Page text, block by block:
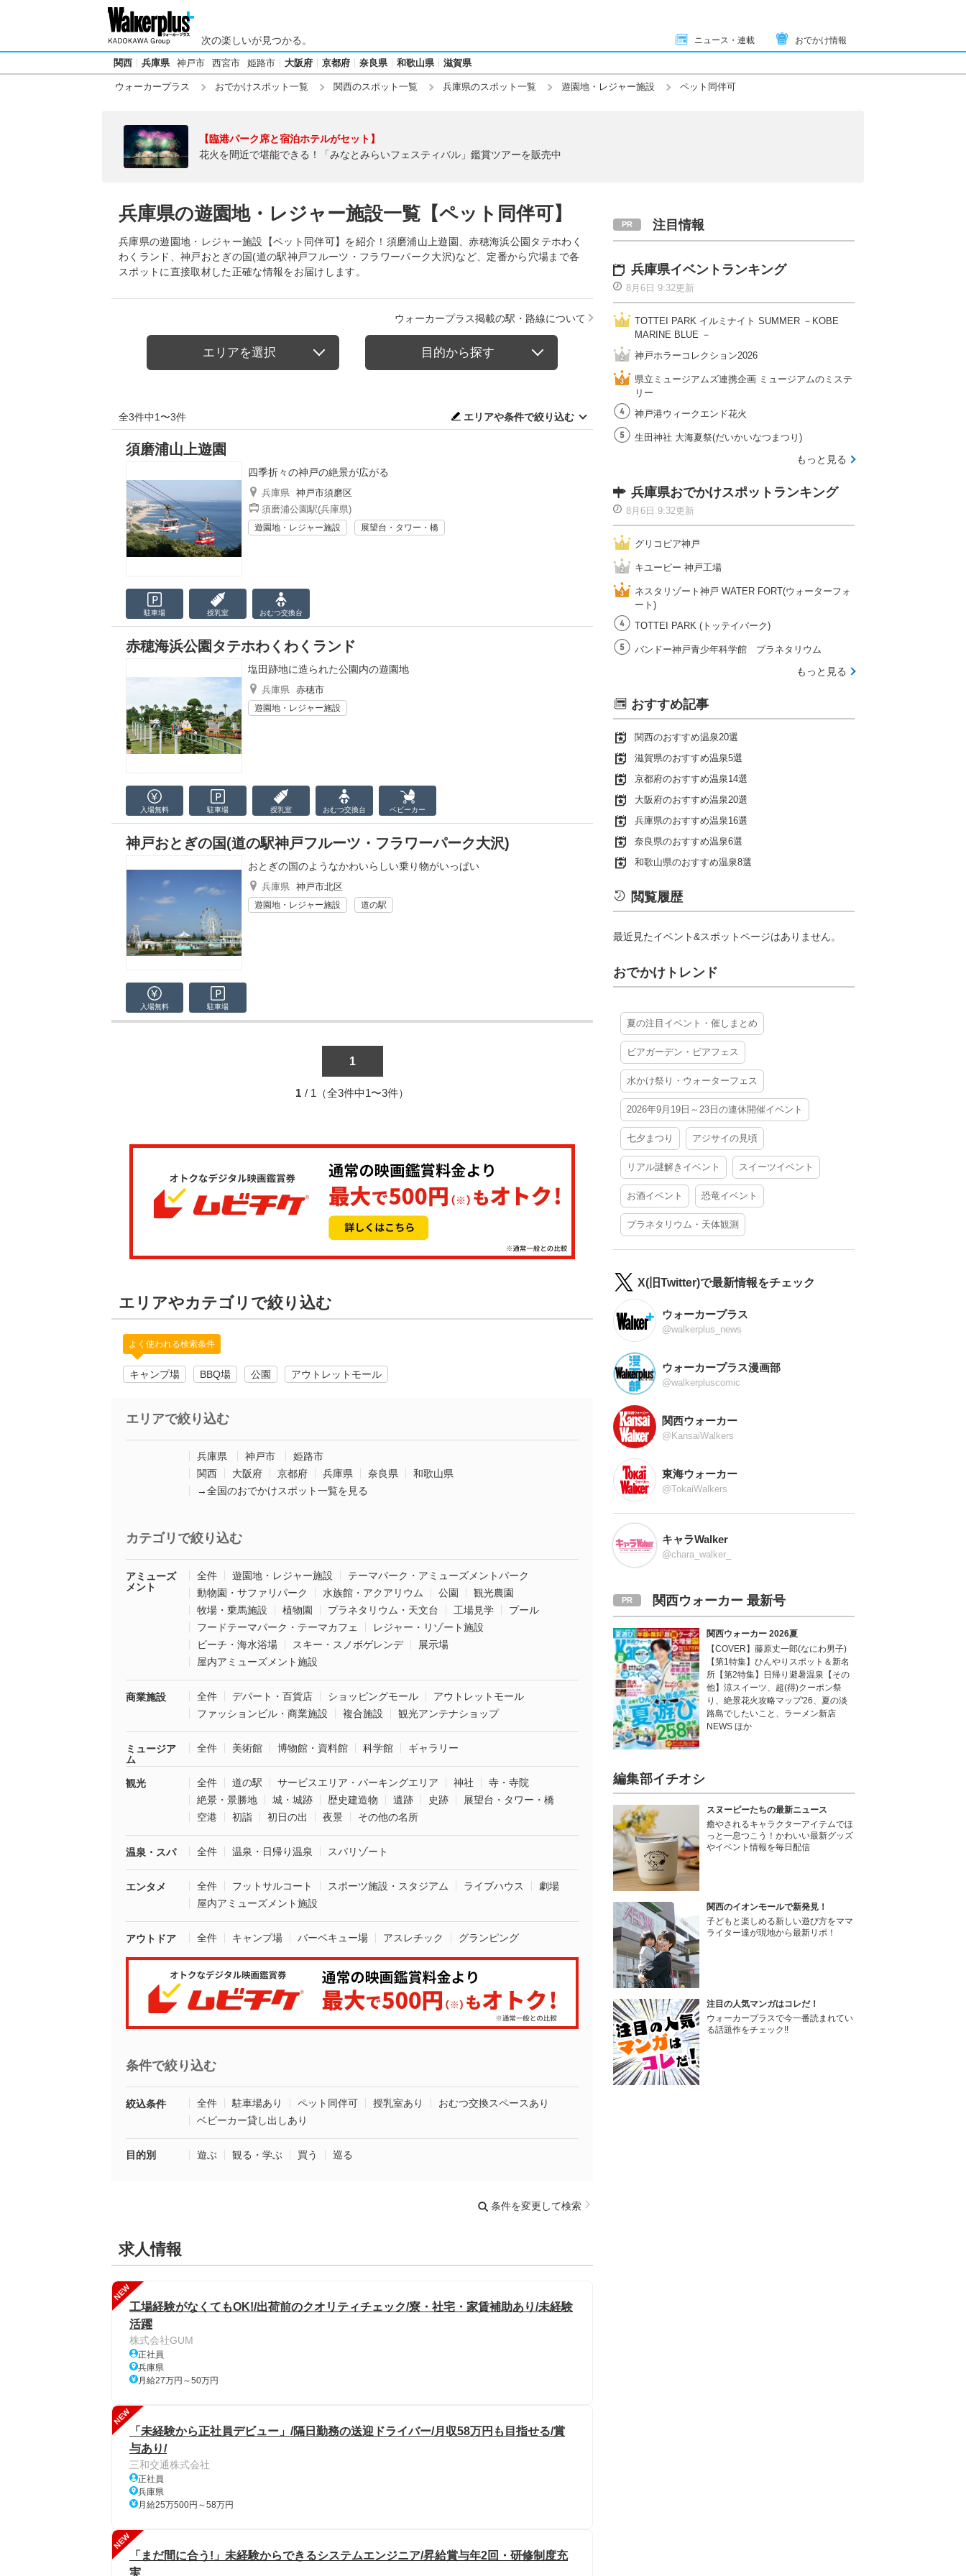
次の楽しいが見つかる。 ニュース・連載 おでかけ情報
関西 兵庫県 神戸市 西宮市 姫路市 大阪府 京都府 奈良県 和歌山県 滋賀県
ウォーカープラス おでかけスポット一覧 関西のスポット一覧 兵庫県のスポット一覧 遊園地・レジャー施設 ペット同伴可
【臨港パーク席と宿泊ホテルがセット】
花火を間近で堪能できる！「みなとみらいフェスティバル」鑑賞ツアーを販売中
兵庫県の遊園地・レジャー施設一覧【ペット同伴可】
兵庫県の遊園地・レジャー施設【ペット同伴可】を紹介！須磨浦山上遊園、赤穂海浜公園タテホわく
わくランド、神戸おとぎの国(道の駅神戸フルーツ・フラワーパーク大沢)など、定番から穴場まで各
スポットに直接取材した正確な情報をお届けします。
ウォーカープラス掲載の駅・路線について
エリアを選択 目的から探す
全3件中1〜3件 エリアや条件で絞り込む
須磨浦山上遊園
四季折々の神戸の絶景が広がる
兵庫県 神戸市須磨区
須磨浦公園駅(兵庫県)
遊園地・レジャー施設 展望台・タワー・橋
駐車場 授乳室 おむつ交換台
赤穂海浜公園タテホわくわくランド
塩田跡地に造られた公園内の遊園地
兵庫県 赤穂市
遊園地・レジャー施設
入場無料 駐車場 授乳室 おむつ交換台 ベビーカー
神戸おとぎの国(道の駅神戸フルーツ・フラワーパーク大沢)
おとぎの国のようなかわいらしい乗り物がいっぱい
兵庫県 神戸市北区
遊園地・レジャー施設 道の駅
入場無料 駐車場
1
1 / 1（全3件中1〜3件）
エリアやカテゴリで絞り込む
よく使われる検索条件
キャンプ場 BBQ場 公園 アウトレットモール
エリアで絞り込む
兵庫県 神戸市
姫路市
関西
大阪府 京都府 兵庫県 奈良県
和歌山県
→全国のおでかけスポット一覧を見る
カテゴリで絞り込む
アミューズ
メント
全件 遊園地・レジャー施設
テーマパーク・アミューズメントパーク
動物園・サファリパーク
水族館・アクアリウム 公園
観光農園
牧場・乗馬施設
植物園 プラネタリウム・天文台 工場見学
プール
フードテーマパーク・テーマカフェ
レジャー・リゾート施設
ビーチ・海水浴場
スキー・スノボゲレンデ
展示場
屋内アミューズメント施設
商業施設 全件 デパート・百貨店 ショッピングモール
アウトレットモール
ファッションビル・商業施設
複合施設 観光アンテナショップ
ミュージア
ム
全件 美術館 博物館・資料館 科学館 ギャラリー
観光 全件 道の駅 サービスエリア・パーキングエリア 神社
寺・寺院
絶景・景勝地
城・城跡 歴史建造物 遺跡 史跡
展望台・タワー・橋
空港
初詣 初日の出 夜景 その他の名所
温泉・スパ 全件 温泉・日帰り温泉 スパリゾート
エンタメ 全件 フットサルコート スポーツ施設・スタジアム ライブハウス
劇場
屋内アミューズメント施設
アウトドア 全件 キャンプ場 バーベキュー場 アスレチック グランピング
条件で絞り込む
絞込条件 全件 駐車場あり ペット同伴可 授乳室あり
おむつ交換スペースあり
ベビーカー貸し出しあり
目的別 遊ぶ 観る・学ぶ 買う 巡る
条件を変更して検索
求人情報
NEW
工場経験がなくてもOK!/出荷前のクオリティチェック/寮・社宅・家賃補助あり/未経験
活躍
株式会社GUM
正社員
兵庫県
月給27万円～50万円
NEW
「未経験から正社員デビュー」/隔日勤務の送迎ドライバー/月収58万円も目指せる/賞
与あり/
三和交通株式会社
正社員
兵庫県
月給25万500円～58万円
NEW
「まだ間に合う!」未経験からできるシステムエンジニア/昇給賞与年2回・研修制度充
実
注目情報
兵庫県イベントランキング
8月6日 9:32更新
TOTTEI PARK イルミナイト SUMMER －KOBE
MARINE BLUE －
神戸ホラーコレクション2026
県立ミュージアムズ連携企画 ミュージアムのミステ
リー
神戸港ウィークエンド花火
生田神社 大海夏祭(だいかいなつまつり)
もっと見る
兵庫県おでかけスポットランキング
8月6日 9:32更新
グリコピア神戸
キユーピー 神戸工場
ネスタリゾート神戸 WATER FORT(ウォーターフォ
ート)
TOTTEI PARK (トッテイパーク)
バンドー神戸青少年科学館 プラネタリウム
もっと見る
おすすめ記事
関西のおすすめ温泉20選
滋賀県のおすすめ温泉5選
京都府のおすすめ温泉14選
大阪府のおすすめ温泉20選
兵庫県のおすすめ温泉16選
奈良県のおすすめ温泉6選
和歌山県のおすすめ温泉8選
閲覧履歴
最近見たイベント&スポットページはありません。
おでかけトレンド
夏の注目イベント・催しまとめ
ビアガーデン・ビアフェス
水かけ祭り・ウォーターフェス
2026年9月19日～23日の連休開催イベント
七夕まつり アジサイの見頃
リアル謎解きイベント スイーツイベント
お酒イベント 恐竜イベント
プラネタリウム・天体観測
X(旧Twitter)で最新情報をチェック
ウォーカープラス
@walkerplus_news
ウォーカープラス漫画部
@walkerpluscomic
関西ウォーカー
@KansaiWalkers
東海ウォーカー
@TokaiWalkers
キャラWalker
@chara_walker_
関西ウォーカー 最新号
関西ウォーカー 2026夏
【COVER】藤原丈一郎(なにわ男子)
【第1特集】ひんやりスポット＆新名
所【第2特集】日帰り避暑温泉【その
他】涼スイーツ、超(得)クーポン祭
り、絶景花火攻略マップ'26、夏の淡
路島でしたいこと、ラーメン新店
NEWS ほか
編集部イチオシ
スヌーピーたちの最新ニュース
癒やされるキャラクターアイテムでほ
っと一息つこう！かわいい最新グッズ
やイベント情報を毎日配信
関西のイオンモールで新発見！
子どもと楽しめる新しい遊び方をママ
ライター達が現地から最新リポ！
注目の人気マンガはコレだ！
ウォーカープラスで今一番読まれてい
る話題作をチェック!!